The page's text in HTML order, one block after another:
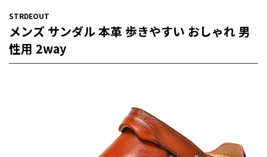
STRDEOUT
メンズ サンダル 本革 歩きやすい おしゃれ 男
性用 2way